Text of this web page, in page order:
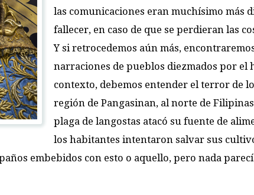
las comunicaciones eran muchísimo más
fallecer, en caso de que se perdieran las
Y si retrocedemos aún más,
narraciones de pueblos diezmados por el
contexto, debemos entender el terror de
región de Pangasinan, al norte de
plaga de langostas atacó su fuente de
los habitantes intentaron salvar sus
embebidos con esto o aquello, pero nada